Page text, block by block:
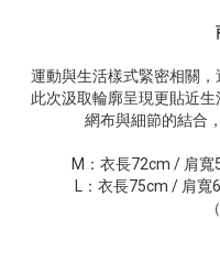
運動與生活樣式緊密相關，
此次汲取輪廓呈現更貼近
網布與細節的結合
M：衣長72cm / 肩
L：衣長75cm / 肩